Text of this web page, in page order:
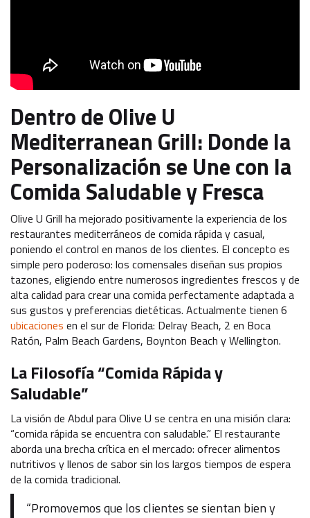
Dentro de Olive U
Mediterranean Grill: Donde la
Personalización se Une con la
Comida Saludable y Fresca
Olive U Grill ha mejorado positivamente la experiencia de los
restaurantes mediterráneos de comida rápida y casual,
poniendo el control en manos de los clientes. El concepto es
simple pero poderoso: los comensales diseñan sus propios
tazones, eligiendo entre numerosos ingredientes frescos y de
alta calidad para crear una comida perfectamente adaptada a
sus gustos y preferencias dietéticas. Actualmente tienen 6
ubicaciones en el sur de Florida: Delray Beach, 2 en Boca
Ratón, Palm Beach Gardens, Boynton Beach y Wellington.
La Filosofía “Comida Rápida y
Saludable”
La visión de Abdul para Olive U se centra en una misión clara:
“comida rápida se encuentra con saludable.” El restaurante
aborda una brecha crítica en el mercado: ofrecer alimentos
nutritivos y llenos de sabor sin los largos tiempos de espera
de la comida tradicional.
“Promovemos que los clientes se sientan bien y